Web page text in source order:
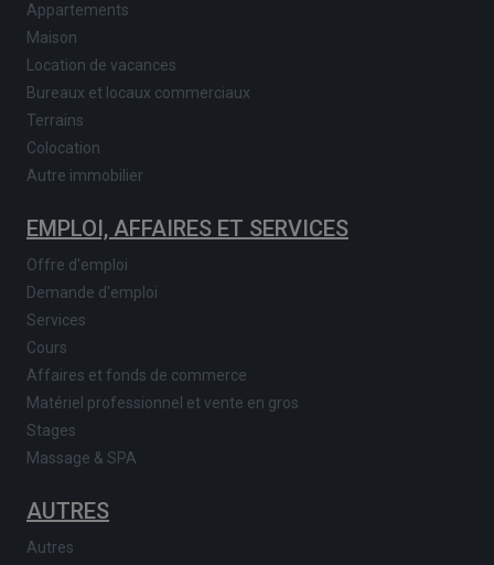
Appartements
Maison
Location de vacances
Bureaux et locaux commerciaux
Terrains
Colocation
Autre immobilier
EMPLOI, AFFAIRES ET SERVICES
Offre d'emploi
Demande d'emploi
Services
Cours
Affaires et fonds de commerce
Matériel professionnel et vente en gros
Stages
Massage & SPA
AUTRES
Autres